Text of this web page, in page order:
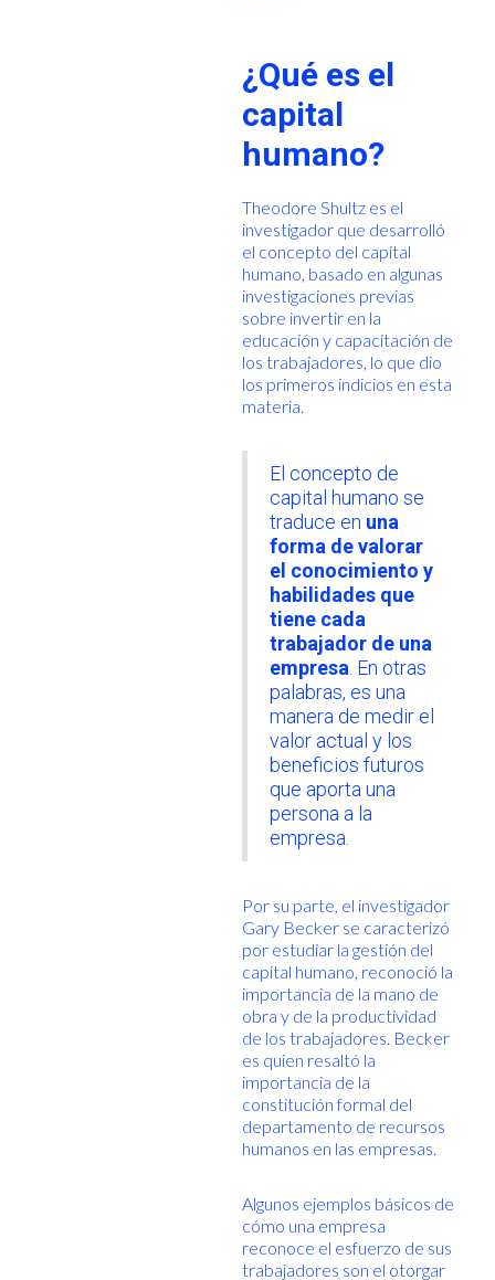
¿Qué es el
capital
humano?
Theodore Shultz es el
investigador que desarrolló
el concepto del capital
humano, basado en algunas
investigaciones previas
sobre invertir en la
educación y capacitación de
los trabajadores, lo que dio
los primeros indicios en esta
materia.
El concepto de
capital humano se
traduce en una
forma de valorar
el conocimiento y
habilidades que
tiene cada
trabajador de una
empresa . En otras
palabras, es una
manera de medir el
valor actual y los
beneficios futuros
que aporta una
persona a la
empresa.
Por su parte, el investigador
Gary Becker se caracterizó
por estudiar la gestión del
capital humano, reconoció la
importancia de la mano de
obra y de la productividad
de los trabajadores. Becker
es quien resaltó la
importancia de la
constitución formal del
departamento de recursos
humanos en las empresas.
Algunos ejemplos básicos de
cómo una empresa
reconoce el esfuerzo de sus
trabajadores son el otorgar